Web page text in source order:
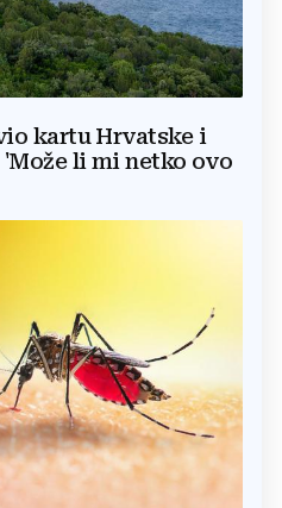
kartu Hrvatske i
li mi netko ovo